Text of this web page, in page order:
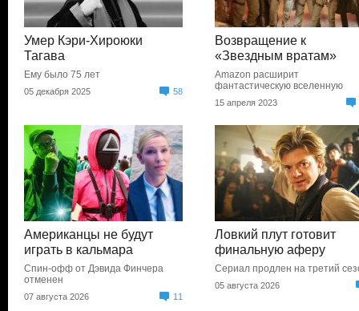
Умер Кэри-Хироюки
Тагава
Ему было 75 лет
05 декабря 2025 58
Возвращение к
«Звездным вратам»
Amazon расширит
фантастическую вселенную
15 апреля 2023
Американцы не будут
играть в кальмара
Спин-офф от Дэвида Финчера
отменен
07 августа 2026 11
Ловкий плут готовит
финальную аферу
Сериал продлен на третий
05 августа 2026